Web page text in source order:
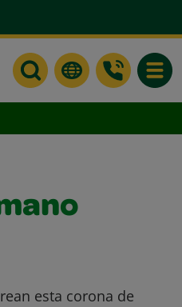
esta corona de